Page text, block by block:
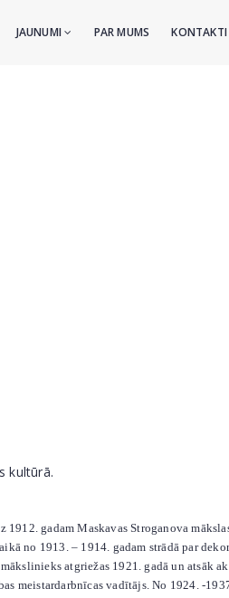
JAUNUMI PAR MUMS KONTAKTI
kultūrā.
gadam Maskavas Stroganova
no 1913. – 1914. gadam strādā par
atgriežas 1921. gadā un atsāk
meistardarbnīcas vadītājs. No 1924. -